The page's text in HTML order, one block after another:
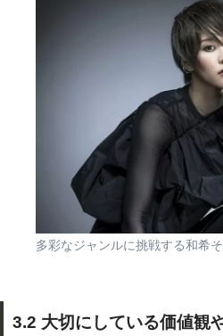
多彩なジャンルに挑戦する和希
3.2 大切にしている価値観